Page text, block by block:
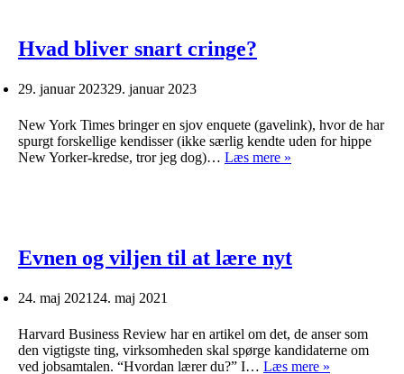
Hvad bliver snart cringe?
29. januar 202329. januar 2023
New York Times bringer en sjov enquete (gavelink), hvor de har
spurgt forskellige kendisser (ikke særlig kendte uden for hippe
New Yorker-kredse, tror jeg dog)… Læs mere »
Evnen og viljen til at lære nyt
24. maj 202124. maj 2021
Harvard Business Review har en artikel om det, de anser som
den vigtigste ting, virksomheden skal spørge kandidaterne om
ved jobsamtalen. “Hvordan lærer du?” I… Læs mere »